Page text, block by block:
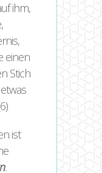
ihm,
einen
Stich
ist
.